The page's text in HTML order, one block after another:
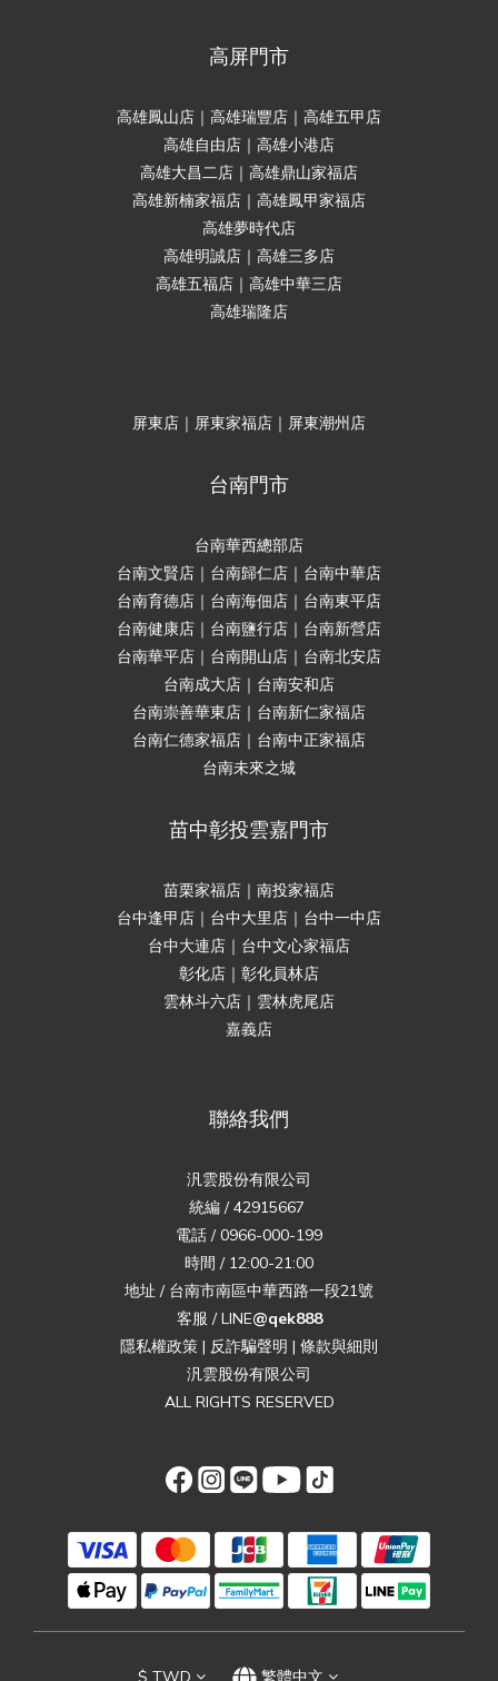
高屏門市
高雄鳳山店｜高雄瑞豐店｜高雄五甲店
高雄自由店｜高雄小港店
高雄大昌二店｜高雄鼎山家福店
高雄新楠家福店｜高雄鳳甲家福店
高雄夢時代店
高雄明誠店｜高雄三多店
高雄五福店｜高雄中華三店
高雄瑞隆店
屏東店｜屏東家福店｜屏東潮州店
台南門市
台南華西總部店
台南文賢店｜台南歸仁店｜台南中華店
台南育德店｜台南海佃店｜台南東平店
台南健康店｜台南鹽行店｜台南新營店
台南華平店｜台南開山店｜台南北安店
台南成大店｜台南安和店
台南崇善華東店｜台南新仁家福店
台南仁德家福店｜台南中正家福店
台南未來之城
苗中彰投雲嘉門市
苗栗家福店｜南投家福店
台中逢甲店｜台中大里店｜台中一中店
台中大連店｜台中文心家福店
彰化店｜彰化員林店
雲林斗六店｜雲林虎尾店
嘉義店
聯絡我們
汎雲股份有限公司
統編 / 42915667
電話 / 0966-000-199
時間 / 12:00-21:00
地址 / 台南市南區中華西路一段21號
客服 / LINE@qek888
隱私權政策 | 反詐騙聲明 | 條款與細則
汎雲股份有限公司
ALL RIGHTS RESERVED
$ TWD 繁體中文